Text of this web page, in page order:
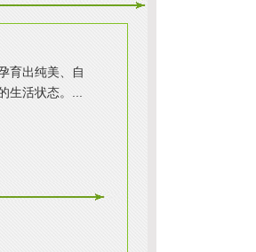
育出纯美、自
生活状态。...